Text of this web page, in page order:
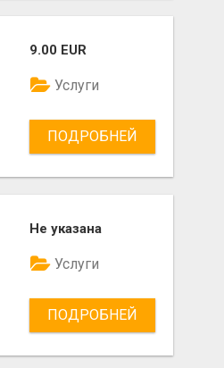
9.00 EUR
Услуги
ПОДРОБНЕЙ
Не указана
Услуги
ПОДРОБНЕЙ